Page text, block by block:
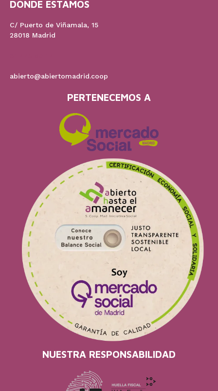
DÓNDE ESTAMOS
C/ Puerto de Viñamala, 15
28018 Madrid
abierto@abiertomadrid.coop
PERTENECEMOS A
NUESTRA RESPONSABILIDAD